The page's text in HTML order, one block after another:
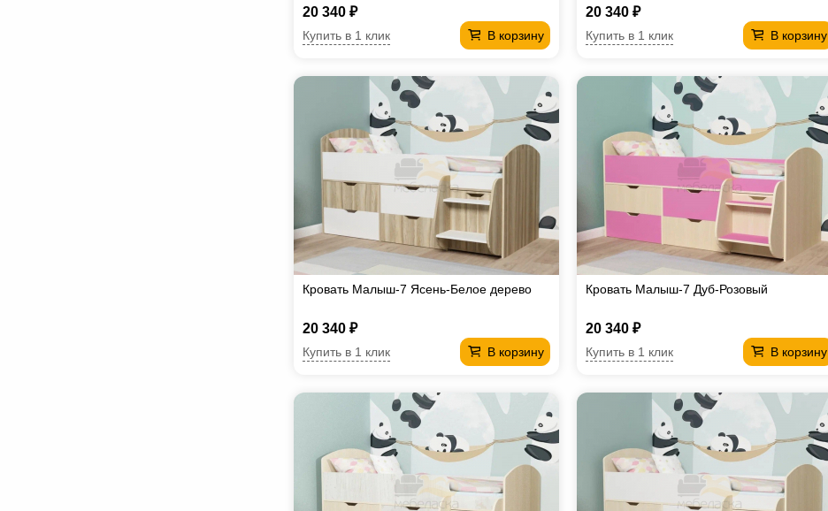
20 340 ₽
В корзину
Купить в 1 клик
20 340 ₽
В корзину
Купить в 1 клик
Кровать Малыш-7 Ясень-Белое дерево
20 340 ₽
В корзину
Купить в 1 клик
Кровать Малыш-7 Дуб-Розовый
20 340 ₽
В корзину
Купить в 1 клик